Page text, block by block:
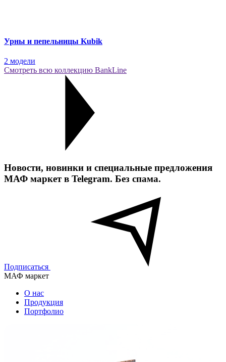
Урны и пепельницы Kubik
2 модели
Смотреть всю коллекцию BankLine
Новости, новинки и специальные предложения
МАФ маркет в Telegram. Без спама.
Подписаться
МАФ маркет
О нас
Продукция
Портфолио